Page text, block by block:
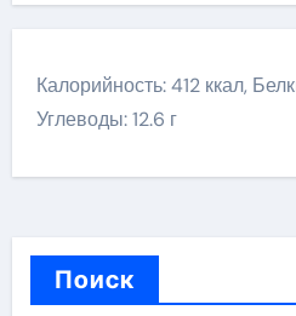
Калорийность: 412 ккал,
Углеводы: 12.6 г
Поиск